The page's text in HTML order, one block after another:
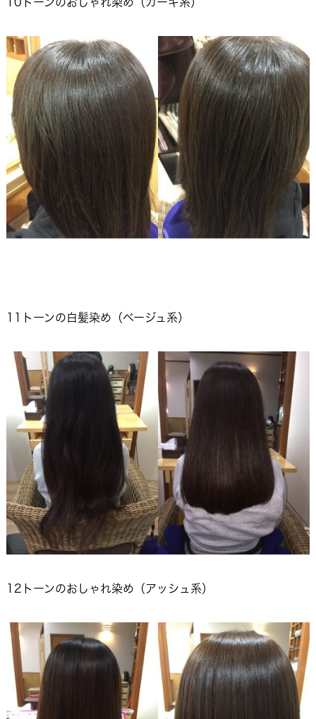
11トーンの白髪染め（ベージュ系）
12トーンのおしゃれ染め（アッシュ系）